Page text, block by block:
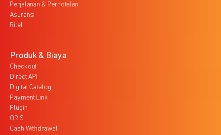
Perjalanan & Perhotelan
Asuransi
Ritel
Produk & Biaya
Checkout
Direct API
Digital Catalog
Payment Link
Plugin
QRIS
Cash Withdrawal